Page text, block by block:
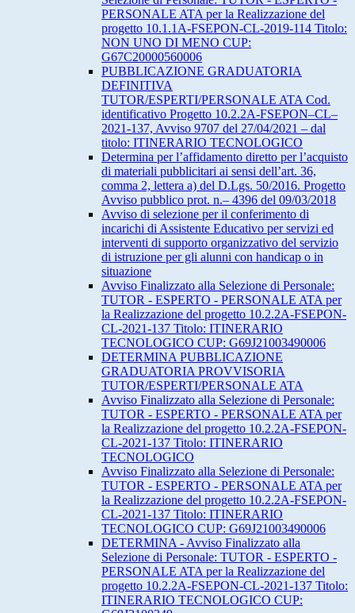
PERSONALE ATA per la Realizzazione del
progetto 10.1.1A-FSEPON-CL-2019-114 Titolo:
NON UNO DI MENO CUP:
G67C20000560006
PUBBLICAZIONE GRADUATORIA
DEFINITIVA
TUTOR/ESPERTI/PERSONALE ATA Cod.
identificativo Progetto 10.2.2A-FSEPON–CL–
2021-137, Avviso 9707 del 27/04/2021 – dal
titolo: ITINERARIO TECNOLOGICO
Determina per l’affidamento diretto per l’acquisto
di materiali pubblicitari ai sensi dell’art. 36,
comma 2, lettera a) del D.Lgs. 50/2016. Progetto
Avviso pubblico prot. n.– 4396 del 09/03/2018
Avviso di selezione per il conferimento di
incarichi di Assistente Educativo per servizi ed
interventi di supporto organizzativo del servizio
di istruzione per gli alunni con handicap o in
situazione
Avviso Finalizzato alla Selezione di Personale:
TUTOR - ESPERTO - PERSONALE ATA per
la Realizzazione del progetto 10.2.2A-FSEPON-
CL-2021-137 Titolo: ITINERARIO
TECNOLOGICO CUP: G69J21003490006
DETERMINA PUBBLICAZIONE
GRADUATORIA PROVVISORIA
TUTOR/ESPERTI/PERSONALE ATA
Avviso Finalizzato alla Selezione di Personale:
TUTOR - ESPERTO - PERSONALE ATA per
la Realizzazione del progetto 10.2.2A-FSEPON-
CL-2021-137 Titolo: ITINERARIO
TECNOLOGICO
Avviso Finalizzato alla Selezione di Personale:
TUTOR - ESPERTO - PERSONALE ATA per
la Realizzazione del progetto 10.2.2A-FSEPON-
CL-2021-137 Titolo: ITINERARIO
TECNOLOGICO CUP: G69J21003490006
DETERMINA - Avviso Finalizzato alla
Selezione di Personale: TUTOR - ESPERTO -
PERSONALE ATA per la Realizzazione del
progetto 10.2.2A-FSEPON-CL-2021-137 Titolo:
ITINERARIO TECNOLOGICO CUP: